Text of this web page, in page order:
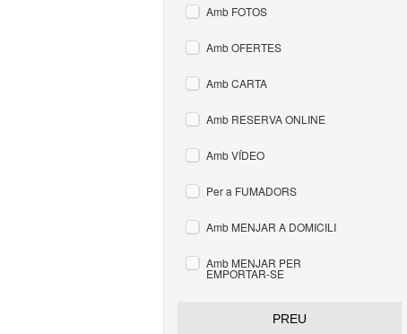
Amb FOTOS
Amb OFERTES
Amb CARTA
Amb RESERVA ONLINE
Amb VÍDEO
Per a FUMADORS
Amb MENJAR A DOMICILI
Amb MENJAR PER
EMPORTAR-SE
PREU